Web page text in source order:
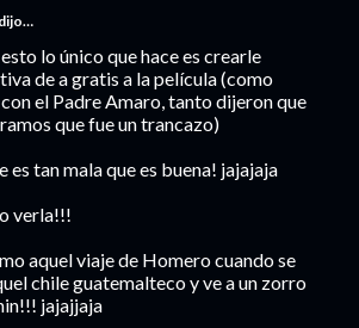
dijo…
lo único que hace es crearle
de a gratis a la película (como
el Padre Amaro, tanto dijeron que
que fue un trancazo)
es tan mala que es buena! jajajaja
verla!!!
aquel viaje de Homero cuando se
chile guatemalteco y ve a un zorro
jajajjaja